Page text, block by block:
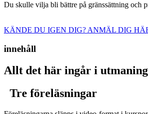
Du skulle vilja bli bättre på gränssättning och
KÄNDE DU IGEN DIG? ANMÄL DIG
innehåll
Allt det här ingår i
Tre föreläsningar